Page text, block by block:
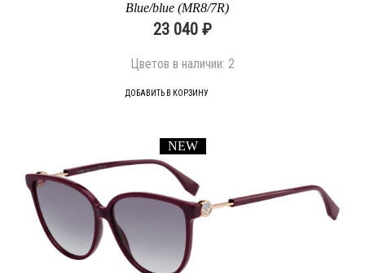
Blue/blue (MR8/7R)
23 040 ₽
Цветов в наличии: 2
ДОБАВИТЬ В КОРЗИНУ
NEW